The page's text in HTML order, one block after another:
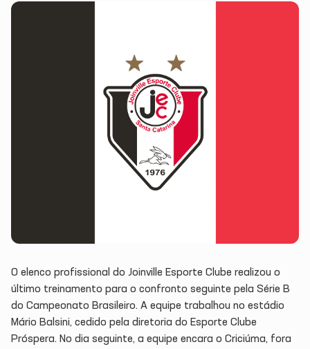
O elenco profissional do Joinville Esporte Clube realizou o
último treinamento para o confronto seguinte pela Série B
do Campeonato Brasileiro. A equipe trabalhou no estádio
Mário Balsini, cedido pela diretoria do Esporte Clube
Próspera. No dia seguinte, a equipe encara o Criciúma, fora